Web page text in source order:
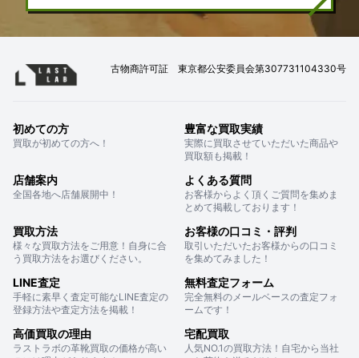
古物商許可証 東京都公安委員会第307731104330号
初めての方
買取が初めての方へ！
豊富な買取実績
実際に買取させていただいた商品や
買取額も掲載！
店舗案内
全国各地へ店舗展開中！
よくある質問
お客様からよく頂くご質問を集めま
とめて掲載しております！
買取方法
様々な買取方法をご用意！自身に合
う買取方法をお選びください。
お客様の口コミ・評判
取引いただいたお客様からの口コミ
を集めてみました！
LINE査定
手軽に素早く査定可能なLINE査定の
登録方法や査定方法を掲載！
無料査定フォーム
完全無料のメールベースの査定フォ
ームです！
高価買取の理由
ラストラボの革靴買取の価格が高い
宅配買取
人気NO.1の買取方法！自宅から当社